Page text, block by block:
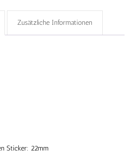
Zusätzliche Informationen
Sticker: 22mm